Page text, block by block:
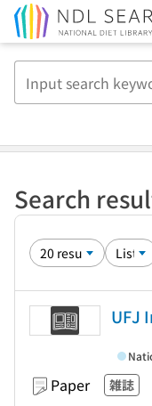
Search
UFJ
Paper 雑誌